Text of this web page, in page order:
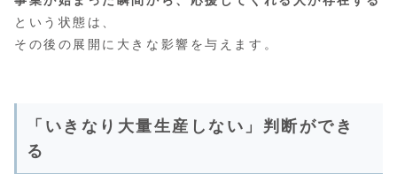
という状態は、
その後の展開に大きな影響を与えます。
「いきなり大量生産しない」判断ができ
る